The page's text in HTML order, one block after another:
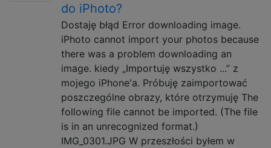
do iPhoto?
Dostaję błąd Error downloading image.
iPhoto cannot import your photos because
there was a problem downloading an
image. kiedy „Importuję wszystko ...” z
mojego iPhone'a. Próbuję zaimportować
poszczególne obrazy, które otrzymuję The
following file cannot be imported. (The file
is in an unrecognized format.)
IMG_0301.JPG W przeszłości byłem w